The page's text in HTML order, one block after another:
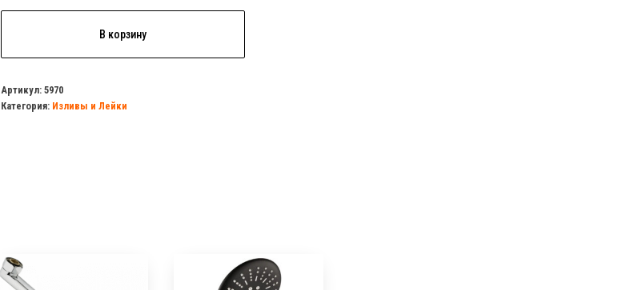
душ
гигиенический
В корзину
Артикул: 5970
Категория: Изливы и Лейки